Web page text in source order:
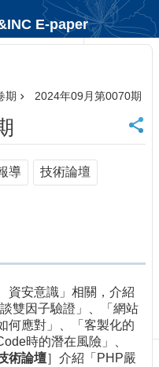
E-paper
期 2024年09月第0070期
導 技術論壇
資安意識」相關，介紹
雙因子驗證」、「網站
何應對」、「客製化的
時的潛在風險」、
術論壇］介紹「PHP嚴